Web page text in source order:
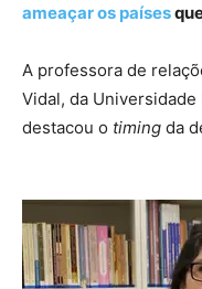
ameaçar os países
A professora de
Vidal, da Universidade
destacou o timing da